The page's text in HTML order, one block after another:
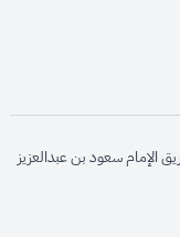
opens in
الإمام سعود بن عبدالعزيز